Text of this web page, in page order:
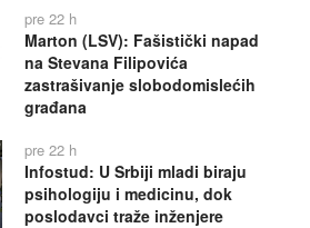
pre 22 h
Marton (LSV): Fašistički napad
na Stevana Filipovića
zastrašivanje slobodomislećih
građana
pre 22 h
Infostud: U Srbiji mladi biraju
psihologiju i medicinu, dok
poslodavci traže inženjere